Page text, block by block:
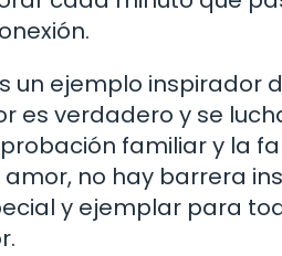
un ejemplo inspirador
es verdadero y se
familiar y la
no hay barrera
y ejemplar para